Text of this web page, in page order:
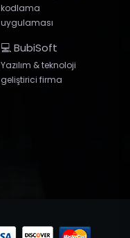
kodlama
uygulaması
💻 BubiSoft
Yazılım & teknoloji
geliştirici firma